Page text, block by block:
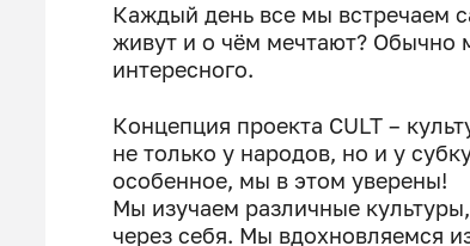
Каждый день все мы встречаем
живут и о чём мечтают? Обычно
интересного.
Концепция проекта CULT –
не только у народов, но и у
особенное, мы в этом уверены!
Мы изучаем различные
через себя. Мы вдохновляемся